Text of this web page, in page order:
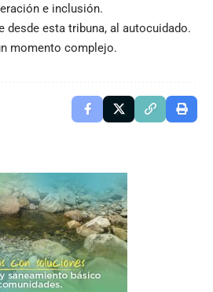
e inclusión.
desde esta tribuna, al autocuidado.
momento complejo.